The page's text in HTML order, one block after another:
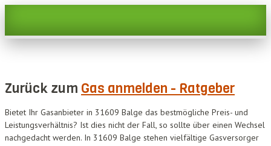
Zurück zum Gas anmelden - Ratgeber
Bietet Ihr Gasanbieter in 31609 Balge das bestmögliche Preis- und
Leistungsverhältnis? Ist dies nicht der Fall, so sollte über einen Wechsel
nachgedacht werden. In 31609 Balge stehen vielfältige Gasversorger